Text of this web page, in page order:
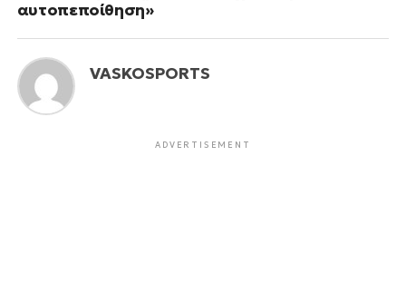
αυτοπεποίθηση»
VASKOSPORTS
ADVERTISEMENT